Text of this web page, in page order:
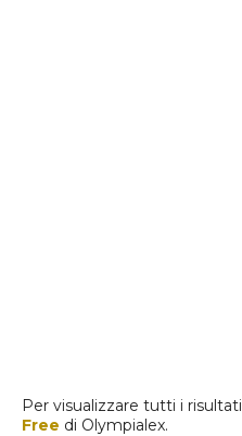
Per visualizzare tutti i risultati
Free di Olympialex.